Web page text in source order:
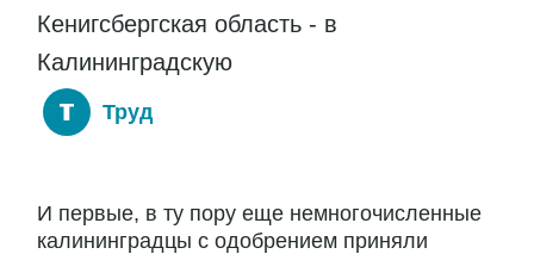
Кенигсбергская область - в
Калининградскую
Труд
И первые, в ту пору еще немногочисленные
калининградцы с одобрением приняли